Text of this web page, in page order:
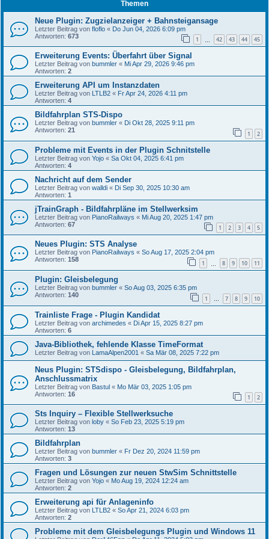
Themen
Neue Plugin: Zugzielanzeiger + Bahnsteigansage
Letzter Beitrag von floflo « Do Jun 04, 2026 6:09 pm
Antworten: 673 1 42 43 44 45
Erweiterung Events: Überfahrt über Signal
Letzter Beitrag von bummler « Mi Apr 29, 2026 9:46 pm
Antworten: 2
Erweiterung API um Instanzdaten
Letzter Beitrag von LTLB2 « Fr Apr 24, 2026 4:11 pm
Antworten: 4
Bildfahrplan STS-Dispo
Letzter Beitrag von bummler « Di Okt 28, 2025 9:11 pm
Antworten: 21 1 2
Probleme mit Events in der Plugin Schnitstelle
Letzter Beitrag von Yojo « Sa Okt 04, 2025 6:41 pm
Antworten: 4
Nachricht auf dem Sender
Letzter Beitrag von walldi « Di Sep 30, 2025 10:30 am
Antworten: 1
jTrainGraph - Bildfahrpläne im Stellwerksim
Letzter Beitrag von PianoRailways « Mi Aug 20, 2025 1:47 pm
Antworten: 67 1 2 3 4 5
Neues Plugin: STS Analyse
Letzter Beitrag von PianoRailways « So Aug 17, 2025 2:04 pm
Antworten: 158 1 8 9 10 11
Plugin: Gleisbelegung
Letzter Beitrag von bummler « So Aug 03, 2025 6:35 pm
Antworten: 140 1 … 7 8 9 10
Trainliste Frage - Plugin Kandidat
Letzter Beitrag von archimedes « Di Apr 15, 2025 8:27 pm
Antworten: 6
Java-Bibliothek, fehlende Klasse TimeFormat
Letzter Beitrag von LamaAlpen2001 « Sa Mär 08, 2025 7:22 pm
Neus Plugin: STSdispo - Gleisbelegung, Bildfahrplan,
Anschlussmatrix
Letzter Beitrag von Bastul « Mo Mär 03, 2025 1:05 pm
Antworten: 16 1 2
Sts Inquiry – Flexible Stellwerksuche
Letzter Beitrag von loby « So Feb 23, 2025 5:19 pm
Antworten: 13
Bildfahrplan
Letzter Beitrag von bummler « Fr Dez 20, 2024 11:59 pm
Antworten: 3
Fragen und Lösungen zur neuen StwSim Schnittstelle
Letzter Beitrag von Yojo « Mo Aug 19, 2024 12:24 am
Antworten: 2
Erweiterung api für Anlageninfo
Letzter Beitrag von LTLB2 « So Apr 21, 2024 6:03 pm
Antworten: 2
Probleme mit dem Gleisbelegungs Plugin und Windows 11